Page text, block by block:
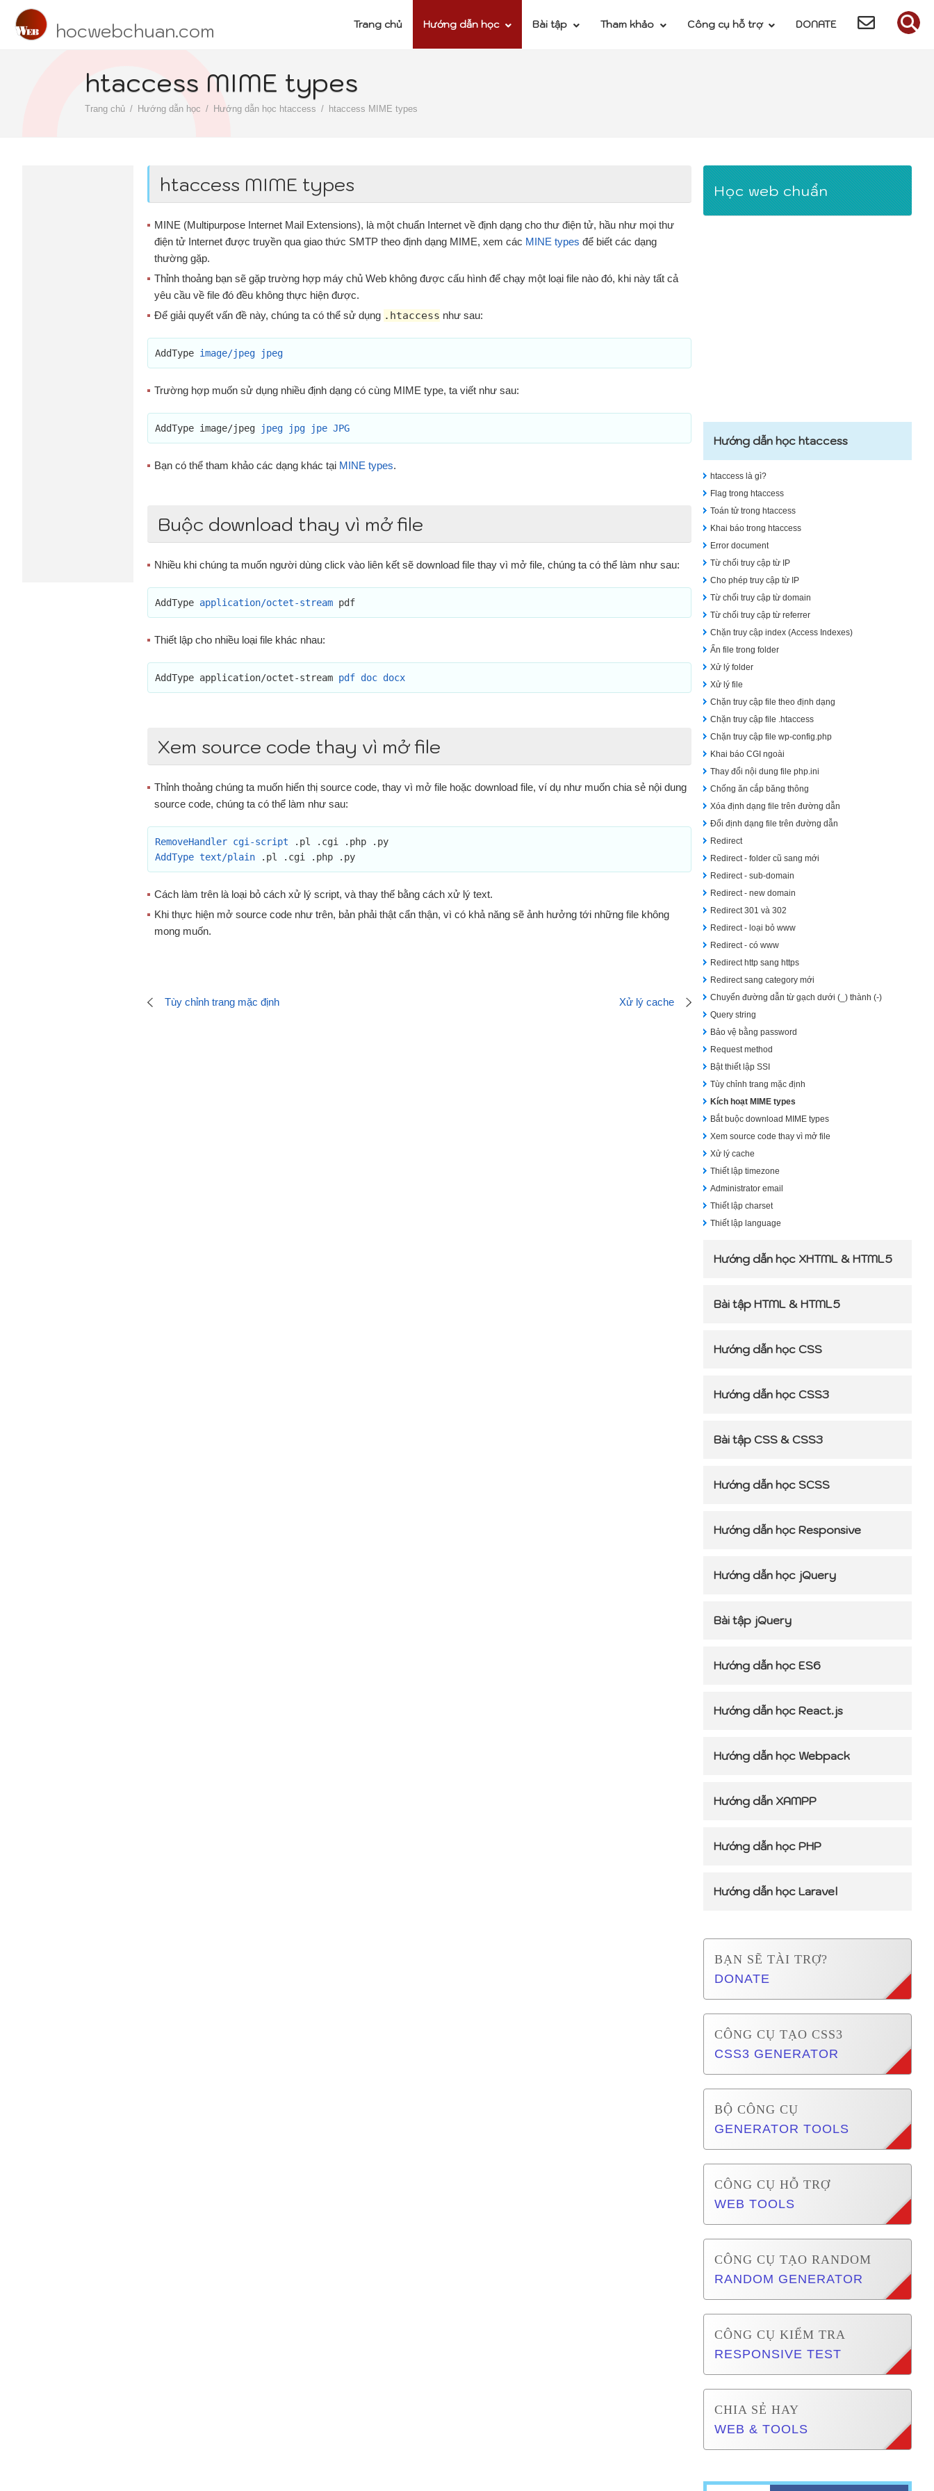
hocwebchuan.com Trang chủ Hướng dẫn học Bài tập Tham khảo Công cụ hỗ trợ DONATE
htaccess MIME types
Trang chủ Hướng dẫn học Hướng dẫn học htaccess htaccess MIME types
htaccess MIME types
MINE (Multipurpose Internet Mail Extensions), là một chuẩn Internet về định dạng cho thư điện tử, hầu như mọi thư
điện tử Internet được truyền qua giao thức SMTP theo định dạng MIME, xem các MINE types để biết các dạng
thường gặp.
Thỉnh thoảng bạn sẽ gặp trường hợp máy chủ Web không được cấu hình để chạy một loại file nào đó, khi này tất cả
yêu cầu về file đó đều không thực hiện được.
Để giải quyết vấn đề này, chúng ta có thể sử dụng .htaccess như sau:
AddType image/jpeg jpeg
Trường hợp muốn sử dụng nhiều định dạng có cùng MIME type, ta viết như sau:
AddType image/jpeg jpeg jpg jpe JPG
Bạn có thể tham khảo các dạng khác tại MINE types.
Buộc download thay vì mở file
Nhiều khi chúng ta muốn người dùng click vào liên kết sẽ download file thay vì mở file, chúng ta có thể làm như sau:
AddType application/octet-stream pdf
Thiết lập cho nhiều loại file khác nhau:
AddType application/octet-stream pdf doc docx
Xem source code thay vì mở file
Thỉnh thoảng chúng ta muốn hiển thị source code, thay vì mở file hoặc download file, ví dụ như muốn chia sẻ nội dung
source code, chúng ta có thể làm như sau:
RemoveHandler cgi-script
AddType text/plain .pl .cgi .php .py
Cách làm trên là loại bỏ cách xử lý script, và thay thế bằng cách xử lý text.
Khi thực hiện mở source code như trên, bản phải thật cẩn thận, vì có khả năng sẽ ảnh hưởng tới những file không
mong muốn.
Tùy chỉnh trang mặc định Xử lý cache
Học web chuẩn
Hướng dẫn học htaccess
htaccess là gì?
Flag trong htaccess
Toán tử trong htaccess
Khai báo trong htaccess
Error document
Từ chối truy cập từ IP
Cho phép truy cập từ IP
Từ chối truy cập từ domain
Từ chối truy cập từ referrer
Chặn truy cập index (Access Indexes)
Ẩn file trong folder
Xử lý folder
Xử lý file
Chặn truy cập file theo định dạng
Chặn truy cập file .htaccess
Chặn truy cập file wp-config.php
Khai báo CGI ngoài
Thay đổi nội dung file php.ini
Chống ăn cắp băng thông
Xóa định dạng file trên đường dẫn
Đổi định dạng file trên đường dẫn
Redirect
Redirect - folder cũ sang mới
Redirect - sub-domain
Redirect - new domain
Redirect 301 và 302
Redirect - loại bỏ www
Redirect - có www
Redirect http sang https
Redirect sang category mới
Chuyển đường dẫn từ gạch dưới (_) thành (-)
Query string
Bảo vệ bằng password
Request method
Bật thiết lập SSI
Tùy chỉnh trang mặc định
Kích hoạt MIME types
Bắt buộc download MIME types
Xem source code thay vì mở file
Xử lý cache
Thiết lập timezone
Administrator email
Thiết lập charset
Thiết lập language
Hướng dẫn học XHTML & HTML5
Bài tập HTML & HTML5
Hướng dẫn học CSS
Hướng dẫn học CSS3
Bài tập CSS & CSS3
Hướng dẫn học SCSS
Hướng dẫn học Responsive
Hướng dẫn học jQuery
Bài tập jQuery
Hướng dẫn học ES6
Hướng dẫn học React.js
Hướng dẫn học Webpack
Hướng dẫn XAMPP
Hướng dẫn học PHP
Hướng dẫn học Laravel
BẠN SẼ TÀI TRỢ?
DONATE
CÔNG CỤ TẠO CSS3
CSS3 GENERATOR
BỘ CÔNG CỤ
GENERATOR TOOLS
CÔNG CỤ HỖ TRỢ
WEB TOOLS
CÔNG CỤ TẠO RANDOM
RANDOM GENERATOR
CÔNG CỤ KIỂM TRA
RESPONSIVE TEST
CHIA SẺ HAY
WEB & TOOLS